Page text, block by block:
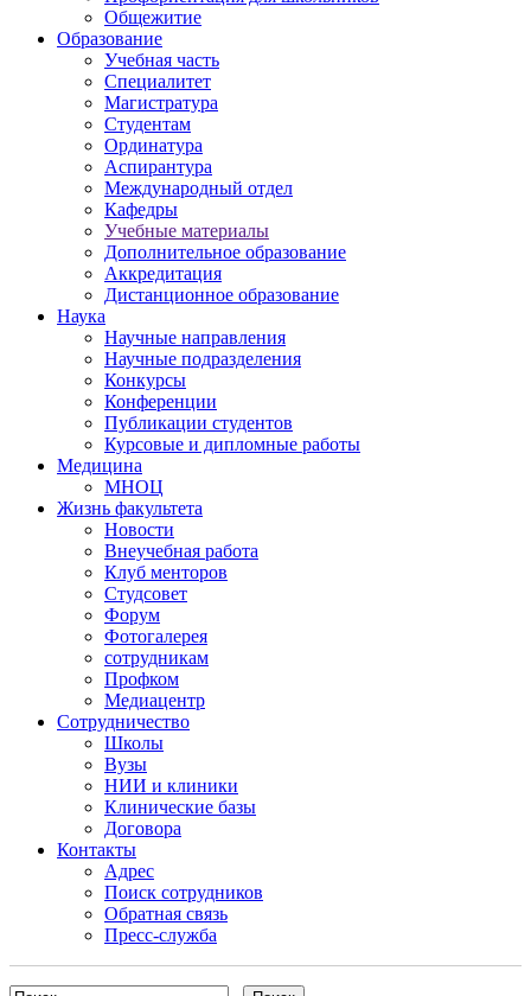
Общежитие
Образование
Учебная часть
Специалитет
Магистратура
Студентам
Ординатура
Аспирантура
Международный отдел
Кафедры
Учебные материалы
Дополнительное образование
Аккредитация
Дистанционное образование
Наука
Научные направления
Научные подразделения
Конкурсы
Конференции
Публикации студентов
Курсовые и дипломные работы
Медицина
МНОЦ
Жизнь факультета
Новости
Внеучебная работа
Клуб менторов
Студсовет
Форум
Фотогалерея
сотрудникам
Профком
Медиацентр
Сотрудничество
Школы
Вузы
НИИ и клиники
Клинические базы
Договора
Контакты
Адрес
Поиск сотрудников
Обратная связь
Пресс-служба